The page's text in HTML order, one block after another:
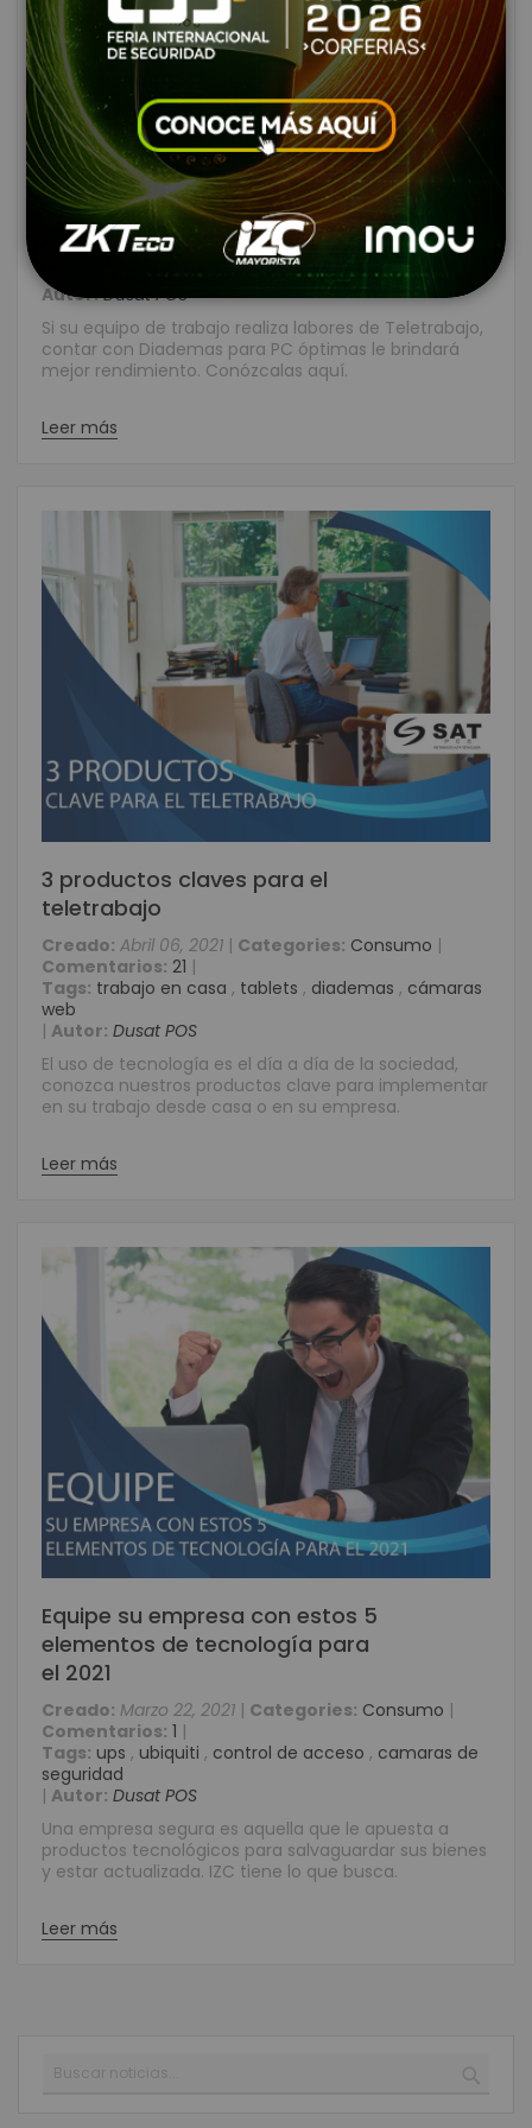
Diademas, lo que su equipo de
trabajo necesita para los días
de teletrabajo
Creado: Mayo 10, 2021 | Categories: Consumo |
Comentarios:
Tags: puerto usb , diademas
Autor: Dusat POS
Si su equipo de trabajo realiza labores de Teletrabajo,
contar con Diademas para PC óptimas le brindará
mejor rendimiento. Conózcalas aquí.
Leer más
3 productos claves para el
teletrabajo
Creado: Abril 06, 2021 | Categories: Consumo |
Comentarios: 21 |
Tags: trabajo en casa , tablets , diademas , cámaras
web
| Autor: Dusat POS
El uso de tecnología es el día a día de la sociedad,
conozca nuestros productos clave para implementar
en su trabajo desde casa o en su empresa.
Leer más
Equipe su empresa con estos 5
elementos de tecnología para
el 2021
Creado: Marzo 22, 2021 | Categories: Consumo |
Comentarios: 1 |
Tags: ups , ubiquiti , control de acceso , camaras de
seguridad
| Autor: Dusat POS
Una empresa segura es aquella que le apuesta a
productos tecnológicos para salvaguardar sus bienes
y estar actualizada. IZC tiene lo que busca.
Leer más
Buscar